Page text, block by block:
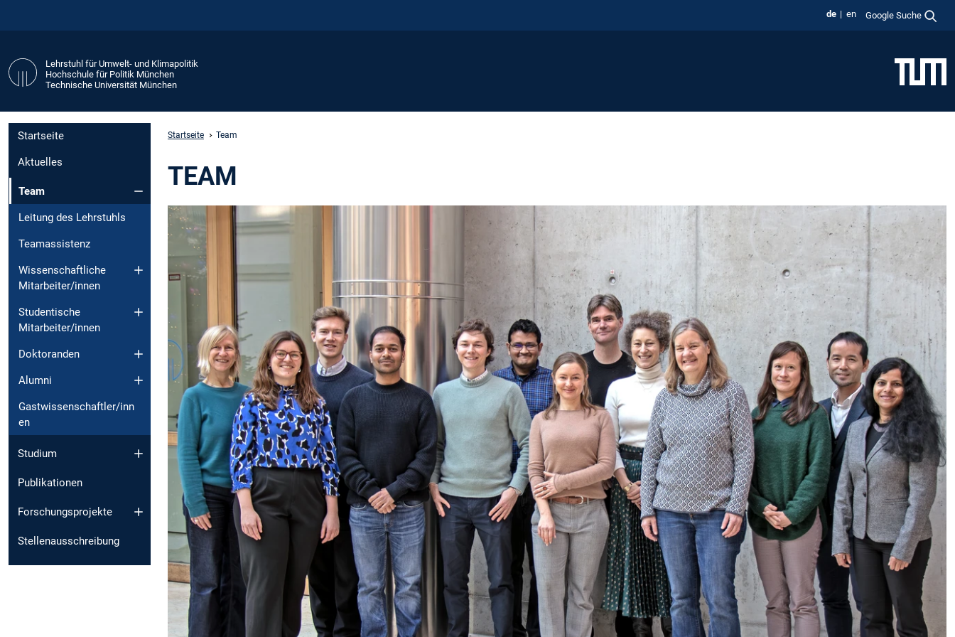
de en Google Suche
Lehrstuhl für Umwelt- und Klimapolitik
Hochschule für Politik München
Technische Universität München
Startseite
Aktuelles
Team
Leitung des Lehrstuhls
Teamassistenz
Wissenschaftliche
Mitarbeiter/innen
Studentische
Mitarbeiter/innen
Doktoranden
Alumni
Gastwissenschaftler/inn
en
Studium
Publikationen
Forschungsprojekte
Stellenausschreibung
Startseite Team
TEAM